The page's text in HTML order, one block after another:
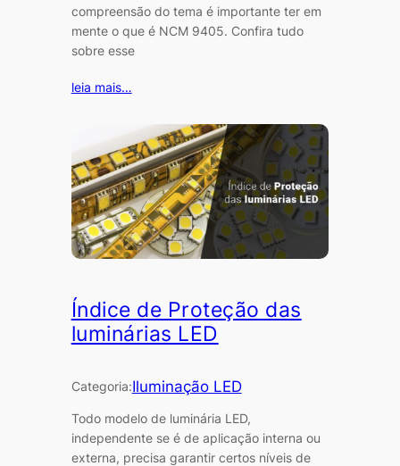
compreensão do tema é importante ter em
mente o que é NCM 9405. Confira tudo
sobre esse
leia mais…
Índice de Proteção das
luminárias LED
Categoria:Iluminação LED
Todo modelo de luminária LED,
independente se é de aplicação interna ou
externa, precisa garantir certos níveis de